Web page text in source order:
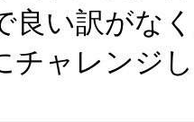
良い訳がな
チャレンジ